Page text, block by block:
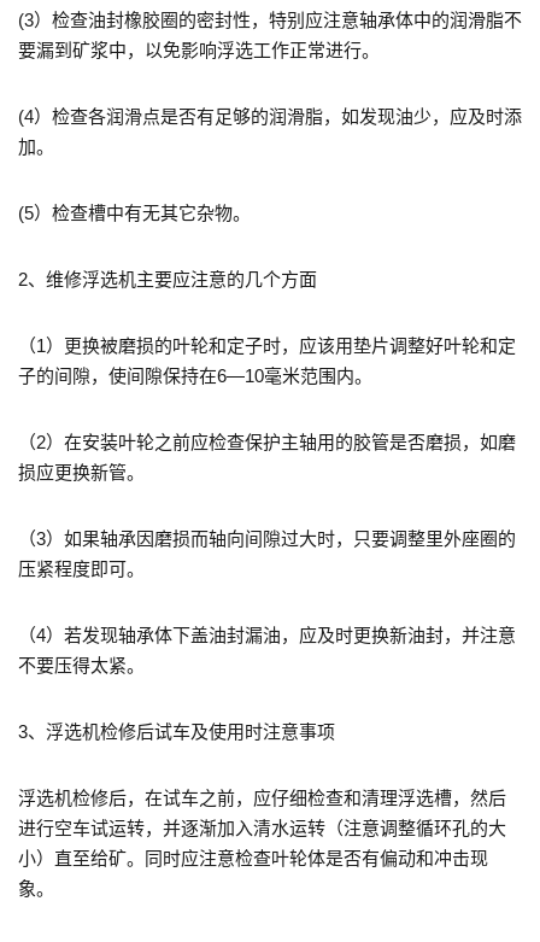
(3）检查油封橡胶圈的密封性，特别应注意轴承体中的润滑脂不
要漏到矿浆中，以免影响浮选工作正常进行。
(4）检查各润滑点是否有足够的润滑脂，如发现油少，应及时添
加。
(5）检查槽中有无其它杂物。
2、维修浮选机主要应注意的几个方面
（1）更换被磨损的叶轮和定子时，应该用垫片调整好叶轮和定
子的间隙，使间隙保持在6—10毫米范围内。
（2）在安装叶轮之前应检查保护主轴用的胶管是否磨损，如磨
损应更换新管。
（3）如果轴承因磨损而轴向间隙过大时，只要调整里外座圈的
压紧程度即可。
（4）若发现轴承体下盖油封漏油，应及时更换新油封，并注意
不要压得太紧。
3、浮选机检修后试车及使用时注意事项
浮选机检修后，在试车之前，应仔细检查和清理浮选槽，然后
进行空车试运转，并逐渐加入清水运转（注意调整循环孔的大
小）直至给矿。同时应注意检查叶轮体是否有偏动和冲击现
象。